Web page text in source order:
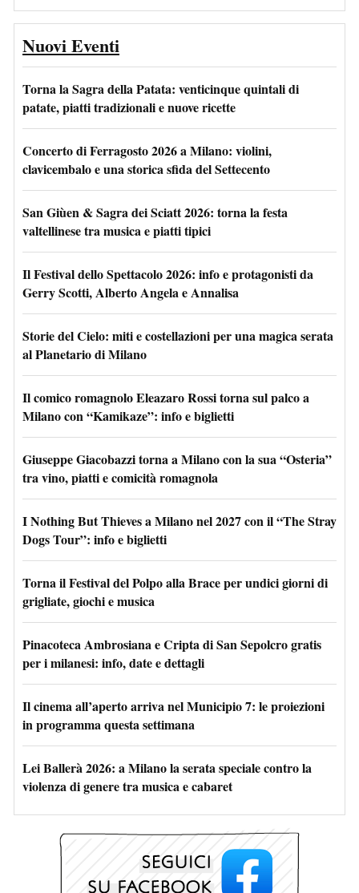
Nuovi Eventi
Torna la Sagra della Patata: venticinque quintali di
patate, piatti tradizionali e nuove ricette
Concerto di Ferragosto 2026 a Milano: violini,
clavicembalo e una storica sfida del Settecento
San Giùen & Sagra dei Sciatt 2026: torna la festa
valtellinese tra musica e piatti tipici
Il Festival dello Spettacolo 2026: info e protagonisti da
Gerry Scotti, Alberto Angela e Annalisa
Storie del Cielo: miti e costellazioni per una magica serata
al Planetario di Milano
Il comico romagnolo Eleazaro Rossi torna sul palco a
Milano con “Kamikaze”: info e biglietti
Giuseppe Giacobazzi torna a Milano con la sua “Osteria”
tra vino, piatti e comicità romagnola
I Nothing But Thieves a Milano nel 2027 con il “The Stray
Dogs Tour”: info e biglietti
Torna il Festival del Polpo alla Brace per undici giorni di
grigliate, giochi e musica
Pinacoteca Ambrosiana e Cripta di San Sepolcro gratis
per i milanesi: info, date e dettagli
Il cinema all’aperto arriva nel Municipio 7: le proiezioni
in programma questa settimana
Lei Ballerà 2026: a Milano la serata speciale contro la
violenza di genere tra musica e cabaret